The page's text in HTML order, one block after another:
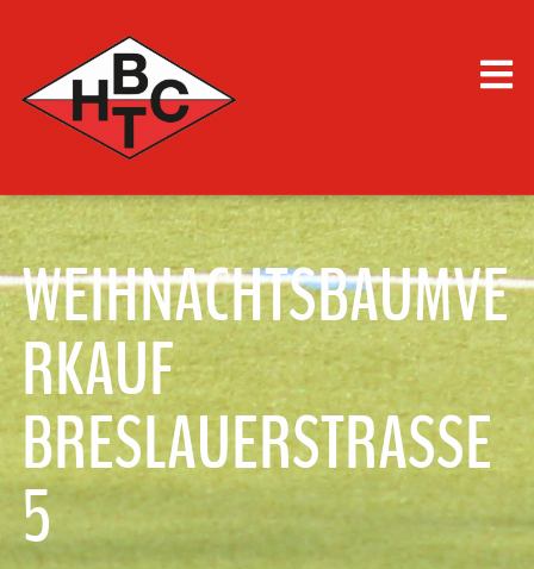
WEIHNACHTSBAUMVE
RKAUF
BRESLAUERSTRASSE 5